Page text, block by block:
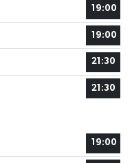
19:00
19:00
21:30
21:30
19:00